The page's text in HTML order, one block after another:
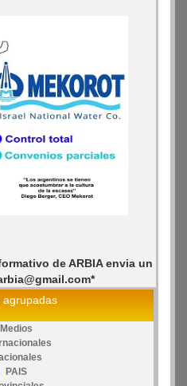
de ARBIA envia un
agrupadas
Medios
PAIS